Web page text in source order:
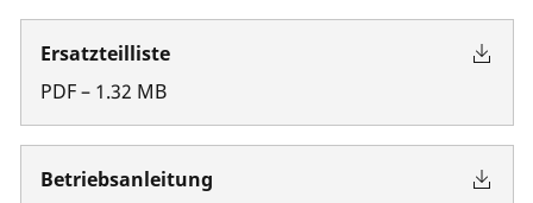
Ersatzteilliste
PDF– 1.32 MB
Betriebsanleitung